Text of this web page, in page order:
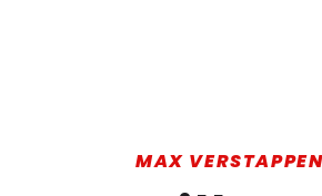
MAX VERSTAPPEN